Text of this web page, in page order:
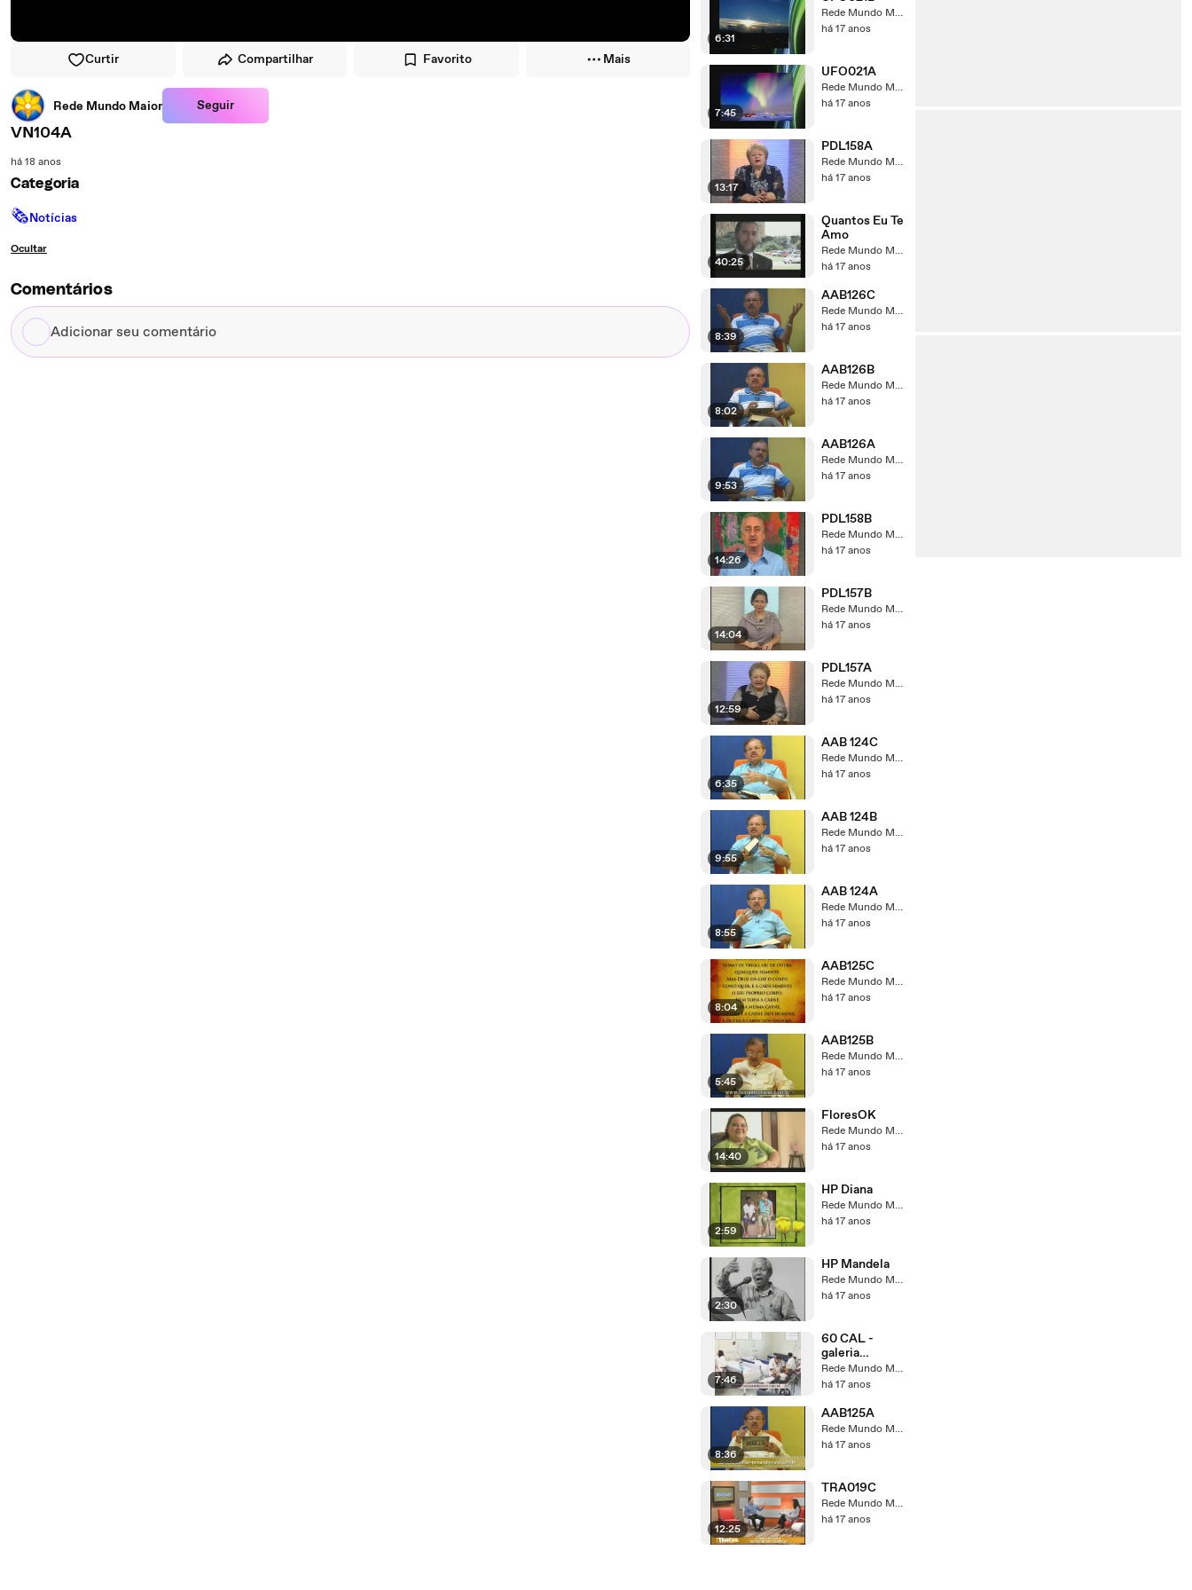
Curtir Compartilhar Favorito Mais
Rede Mundo Maior Seguir
VN104A
há 18 anos
Categoria
🗞Notícias
Ocultar
Comentários
Adicionar
seu
6:31
Rede Mundo Maior
há 17 anos
7:45
UFO021A
Rede Mundo Maior
há 17 anos
13:17
PDL158A
Rede Mundo Maior
há 17 anos
40:25
Quantos Eu Te
Amo
Rede Mundo Maior
há 17 anos
8:39
AAB126C
Rede Mundo Maior
há 17 anos
8:02
AAB126B
Rede Mundo Maior
há 17 anos
9:53
AAB126A
Rede Mundo Maior
há 17 anos
14:26
PDL158B
Rede Mundo Maior
há 17 anos
14:04
PDL157B
Rede Mundo Maior
há 17 anos
12:59
PDL157A
Rede Mundo Maior
há 17 anos
6:35
AAB 124C
Rede Mundo Maior
há 17 anos
9:55
AAB 124B
Rede Mundo Maior
há 17 anos
8:55
AAB 124A
Rede Mundo Maior
há 17 anos
8:04
AAB125C
Rede Mundo Maior
há 17 anos
5:45
AAB125B
Rede Mundo Maior
há 17 anos
14:40
FloresOK
Rede Mundo Maior
há 17 anos
2:59
HP Diana
Rede Mundo Maior
há 17 anos
2:30
HP Mandela
Rede Mundo Maior
há 17 anos
7:46
60 CAL -
galeria
especiais
tvmm
Rede Mundo Maior
há 17 anos
8:36
AAB125A
Rede Mundo Maior
há 17 anos
12:25
TRA019C
Rede Mundo Maior
há 17 anos